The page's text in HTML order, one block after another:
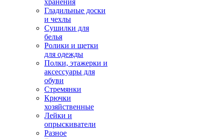
хранения
Гладильные доски
и чехлы
Сушилки для
белья
Ролики и щетки
для одежды
Полки, этажерки и
аксессуары для
обуви
Стремянки
Крючки
хозяйственные
Лейки и
опрыскиватели
Разное